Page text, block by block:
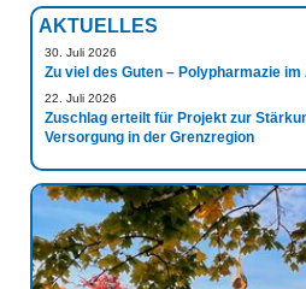
AKTUELLES
30. Juli 2026
Zu viel des Guten – Polypharmazie im
22. Juli 2026
Zuschlag erteilt für Projekt zur
Versorgung in der Grenzregion